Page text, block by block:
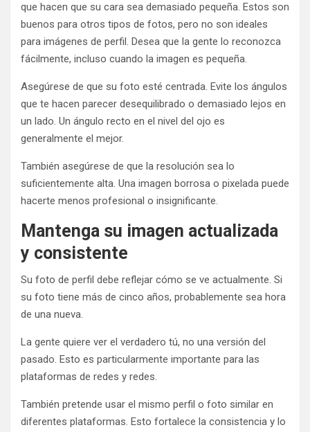
que hacen que su cara sea demasiado pequeña. Estos son
buenos para otros tipos de fotos, pero no son ideales
para imágenes de perfil. Desea que la gente lo reconozca
fácilmente, incluso cuando la imagen es pequeña.
Asegúrese de que su foto esté centrada. Evite los ángulos
que te hacen parecer desequilibrado o demasiado lejos en
un lado. Un ángulo recto en el nivel del ojo es
generalmente el mejor.
También asegúrese de que la resolución sea lo
suficientemente alta. Una imagen borrosa o pixelada puede
hacerte menos profesional o insignificante.
Mantenga su imagen actualizada
y consistente
Su foto de perfil debe reflejar cómo se ve actualmente. Si
su foto tiene más de cinco años, probablemente sea hora
de una nueva.
La gente quiere ver el verdadero tú, no una versión del
pasado. Esto es particularmente importante para las
plataformas de redes y redes.
También pretende usar el mismo perfil o foto similar en
diferentes plataformas. Esto fortalece la consistencia y lo